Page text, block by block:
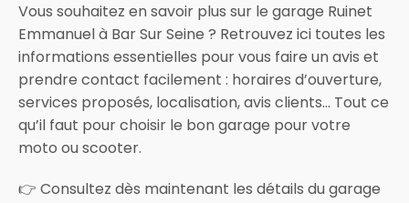
Vous souhaitez en savoir plus sur le garage Ruinet
Emmanuel à Bar Sur Seine ? Retrouvez ici toutes les
informations essentielles pour vous faire un avis et
prendre contact facilement : horaires d’ouverture,
services proposés, localisation, avis clients… Tout ce
qu’il faut pour choisir le bon garage pour votre
moto ou scooter.
👉 Consultez dès maintenant les détails du garage